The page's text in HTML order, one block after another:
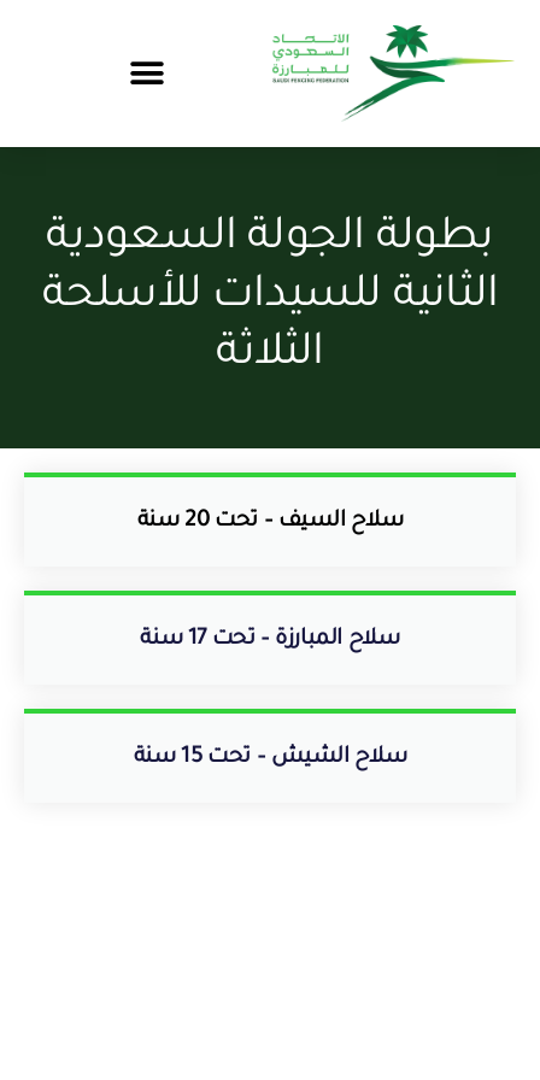
بطولة الجولة السعودية
الثانية للسيدات للأسلحة
الثلاثة
سلاح السيف – تحت 20 سنة
سلاح المبارزة – تحت 17 سنة
سلاح الشيش – تحت 15 سنة